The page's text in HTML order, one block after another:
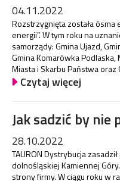
04.11.2022
Rozstrzygnięta została
energii”. W tym roku na
samorządy: Gmina Ujazd,
Gmina Komarówka
Miasta i Skarbu Państwa oraz
Czytaj więcej
Jak sadzić by nie
28.10.2022
TAURON Dystrybucja
dolnośląskiej Kamiennej
strony firmy. W ciągu roku w